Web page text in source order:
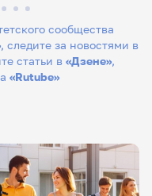
сообщества
, следите за новостями в
статьи в «Дзене»,
«Rutube»